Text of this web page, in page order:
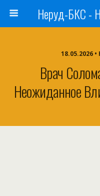
Неруд-БКС -
18.05.2026
Врач
Неожиданное